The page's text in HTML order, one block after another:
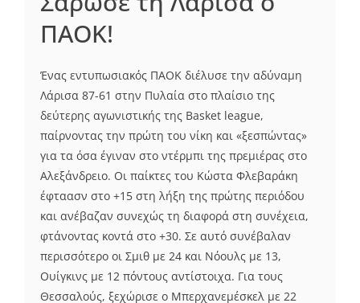
ΠΑΟΚ!
Ένας εντυπωσιακός ΠΑΟΚ διέλυσε την αδύναμη
Λάρισα 87-61 στην Πυλαία στο πλαίσιο της
δεύτερης αγωνιστικής της Basket league,
παίρνοντας την πρώτη του νίκη και «ξεσπώντας»
για τα όσα έγιναν στο ντέρμπι της πρεμιέρας στο
Αλεξάνδρειο. Οι παίκτες του Κώστα Φλεβαράκη
έφταασν στο +15 στη λήξη της πρώτης περιόδου
και ανέβαζαν συνεχώς τη διαφορά στη συνέχεια,
φτάνοντας κοντά στο +30. Σε αυτό συνέβαλαν
περισσότερο οι Σμιθ με 24 και Νόουλς με 13,
Ουίγκινς με 12 πόντους αντίστοιχα. Για τους
Θεσσαλούς, ξεχώρισε ο Μπερχανεμέσκελ με 22